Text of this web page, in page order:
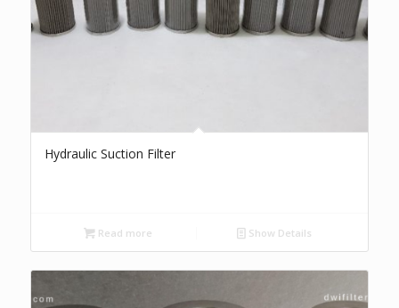
Hydraulic Suction Filter
Read more Show Details